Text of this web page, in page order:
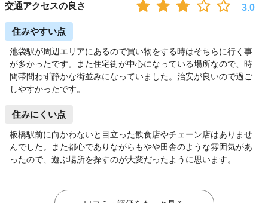
交通アクセスの良さ
3.0
住みやすい点
池袋駅が周辺エリアにあるので買い物をする時はそちらに行く事
が多かったです。また住宅街が中心になっている場所なので、時
間帯問わず静かな街並みになっていました。治安が良いので過ご
しやすかったです。
住みにくい点
板橋駅前に向かわないと目立った飲食店やチェーン店はありませ
んでした。また都心でありながらもやや田舎のような雰囲気があ
ったので、遊ぶ場所を探すのが大変だったように思います。